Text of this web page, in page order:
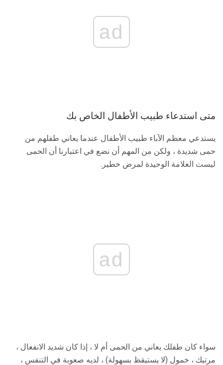
ad
متى استدعاء طبيب الأطفال الخاص بك
يستدعي معظم الآباء طبيب الأطفال عندما يعاني طفلهم من
حمى شديدة ، ولكن من المهم أن نضع في اعتبارنا أن الحمى
ليست العلامة الوحيدة لمرض خطير.
ad
سواء كان طفلك يعاني من الحمى أم لا ، إذا كان شديد الانفعال ،
مرتبك ، خمول (لا يستيقظ بسهولة) ، لديه صعوبة في التنفس ،